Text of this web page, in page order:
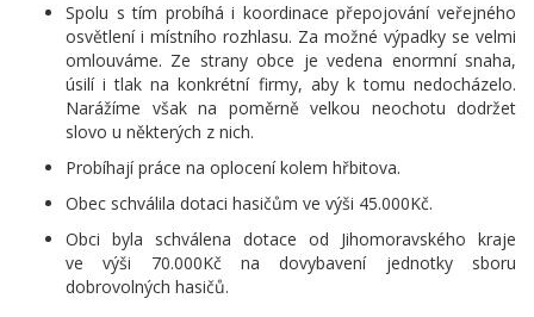
Spolu s tím probíhá i koordinace přepojování veřejného
osvětlení i místního rozhlasu. Za možné výpadky se velmi
omlouváme. Ze strany obce je vedena enormní snaha,
úsilí i tlak na konkrétní firmy, aby k tomu nedocházelo.
Narážíme však na poměrně velkou neochotu dodržet
slovo u některých z nich.
Probíhají práce na oplocení kolem hřbitova.
Obec schválila dotaci hasičům ve výši 45.000Kč.
Obci byla schválena dotace od Jihomoravského kraje
ve výši 70.000Kč na dovybavení jednotky sboru
dobrovolných hasičů.